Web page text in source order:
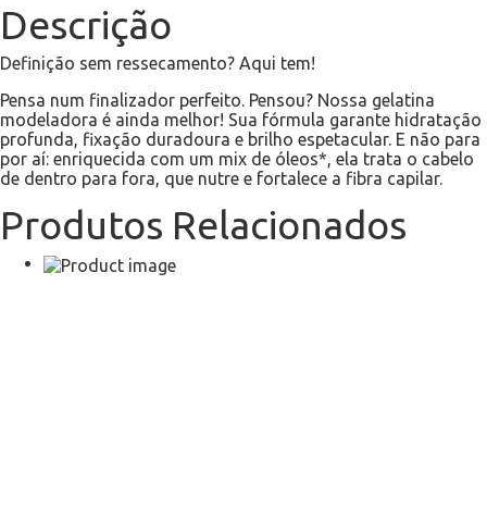
Descrição
Definição sem ressecamento? Aqui tem!
Pensa num finalizador perfeito. Pensou? Nossa gelatina
modeladora é ainda melhor! Sua fórmula garante hidratação
profunda, fixação duradoura e brilho espetacular. E não para
por aí: enriquecida com um mix de óleos*, ela trata o cabelo
de dentro para fora, que nutre e fortalece a fibra capilar.
Produtos Relacionados